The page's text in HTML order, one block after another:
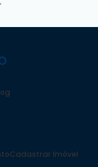
Cadastrar Imóvel